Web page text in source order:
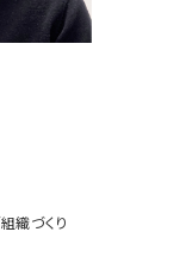
組織づくり